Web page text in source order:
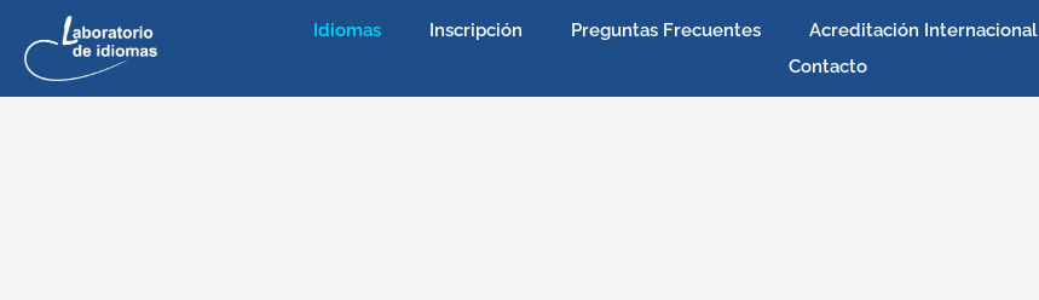
Idiomas Inscripción Preguntas Frecuentes Acreditación Internacional
Contacto